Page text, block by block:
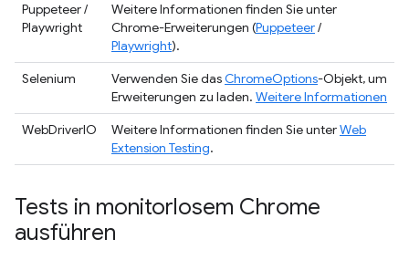
Puppeteer /
Playwright
Weitere Informationen finden Sie unter
Chrome-Erweiterungen (Puppeteer/
Playwright).
Selenium
Verwenden Sie dasChromeOptions-Objekt, um
Erweiterungen zu laden. Weitere Informationen
WebDriverIO
Weitere Informationen finden Sie unterWeb
Extension Testing.
Tests in monitorlosem Chrome
ausführen